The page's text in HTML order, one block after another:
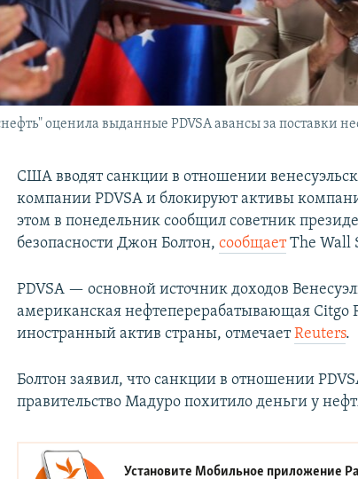
оценила выданные PDVSA авансы за поставки
США вводят санкции в отношении
компании PDVSA и блокируют активы
этом в понедельник сообщил советник
безопасности Джон Болтон,сообщаетThe Wall
PDVSA — основной источник доходов
американская нефтеперерабатывающая
иностранный актив страны, отмечаетReuters.
Болтон заявил, что санкции в отношении
правительство Мадуро похитило деньги у
Установите Мобильное приложение